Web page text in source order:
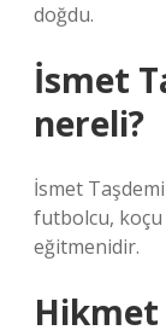
doğdu.
İsmet
nereli?
İsmet
futbolcu, koçu
eğitmenidir.